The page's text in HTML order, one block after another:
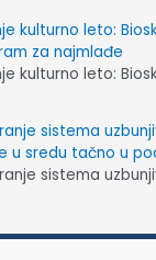
kulturno leto:
za najmlađe
kulturno leto:
sistema
u sredu tačno u
sistema